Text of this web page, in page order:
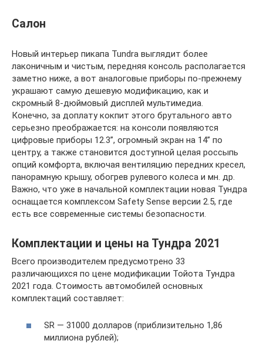
Салон
Новый интерьер пикапа Tundra выглядит более
лаконичным и чистым, передняя консоль располагается
заметно ниже, а вот аналоговые приборы по-прежнему
украшают самую дешевую модификацию, как и
скромный 8-дюймовый дисплей мультимедиа.
Конечно, за доплату кокпит этого брутального авто
серьезно преображается: на консоли появляются
цифровые приборы 12.3”, огромный экран на 14” по
центру, а также становится доступной целая россыпь
опций комфорта, включая вентиляцию передних кресел,
панорамную крышу, обогрев рулевого колеса и мн. др.
Важно, что уже в начальной комплектации новая Тундра
оснащается комплексом Safety Sense версии 2.5, где
есть все современные системы безопасности.
Комплектации и цены на Тундра 2021
Всего производителем предусмотрено 33
различающихся по цене модификации Тойота Тундра
2021 года. Стоимость автомобилей основных
комплектаций составляет:
SR — 31000 долларов (приблизительно 1,86
миллиона рублей);